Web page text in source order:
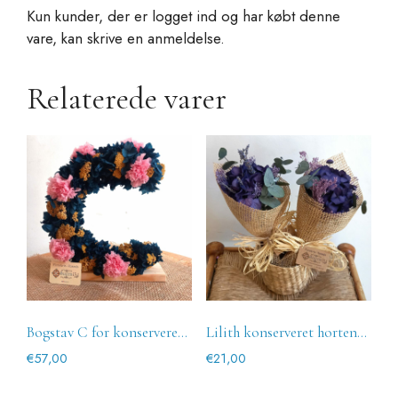
Kun kunder, der er logget ind og har købt denne
vare, kan skrive en anmeldelse.
Relaterede varer
Bogstav C for konserverede blomster
€57,00
Lilith konserveret hortensiabuket
€21,00